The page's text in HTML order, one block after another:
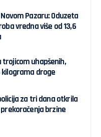
Pazaru: Oduzeta
vredna više od 13,6
trojicom uhapšenih,
droge
za tri dana otkrila
prekoračenja brzine